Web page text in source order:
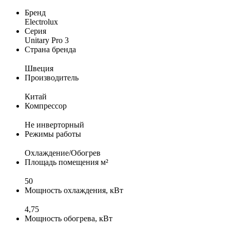
Бренд
Electrolux
Серия
Unitary Pro 3
Страна бренда
Швеция
Производитель
Китай
Компрессор
Не инверторный
Режимы работы
Охлаждение/Обогрев
Площадь помещения м²
50
Мощность охлаждения, кВт
4,75
Мощность обогрева, кВт